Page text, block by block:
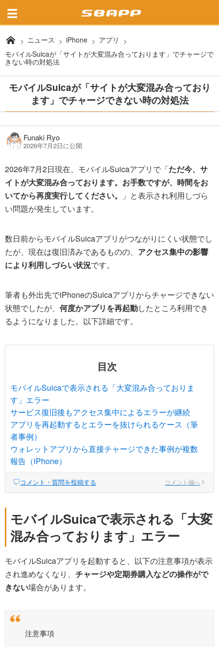
ニュース iPhone
アプリ
モバイルSuicaが「サイトが大変混み合っております」でチャージで
きない時の対処法
モバイルSuicaが「サイトが大変混み合っており
ます」でチャージできない時の対処法
Funaki Ryo
2026年7月2日に公開
2026年7月2日現在、モバイルSuicaアプリで「ただ今、サ
イトが大変混み合っております。お手数ですが、時間をお
いてから再度実行してください。
」と表示され利用しづら
い問題が発生しています。
数日前からモバイルSuicaアプリがつながりにくい状態でし
たが、現在は復旧済みであるものの、 アクセス集中の影響
により利用しづらい状況です。
筆者も外出先でiPhoneのSuicaアプリからチャージできない
状態でしたが、 何度かアプリを再起動したところ利用でき
るようになりました。以下詳細です。
目次
モバイルSuicaで表示される「大変混み合っておりま
す」エラー
サービス復旧後もアクセス集中によるエラーが継続
アプリを再起動するとエラーを抜けられるケース（筆
者事例）
ウォレットアプリから直接チャージできた事例が複数
報告（iPhone）
コメント・質問を投稿する コメント欄へ
モバイルSuicaで表示される「大変
混み合っております」エラー
モバイルSuicaアプリを起動すると、以下の注意事項が表示
され進めなくなり、 チャージや定期券購入などの操作がで
きない場合があります。
注意事項